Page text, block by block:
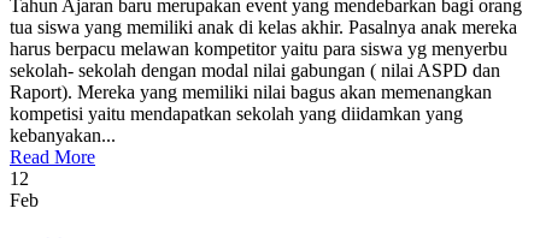
Tahun Ajaran baru merupakan event yang mendebarkan bagi orang
tua siswa yang memiliki anak di kelas akhir. Pasalnya anak mereka
harus berpacu melawan kompetitor yaitu para siswa yg menyerbu
sekolah- sekolah dengan modal nilai gabungan ( nilai ASPD dan
Raport). Mereka yang memiliki nilai bagus akan memenangkan
kompetisi yaitu mendapatkan sekolah yang diidamkan yang
kebanyakan...
Read More
12
Feb